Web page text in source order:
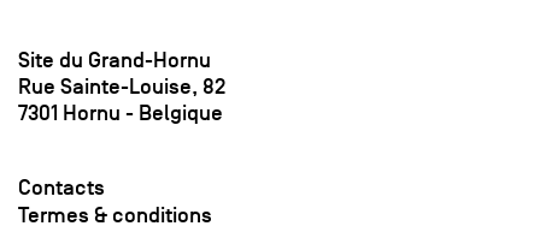
Site du Grand-Hornu
Rue Sainte-Louise, 82
7301 Hornu - Belgique
Contacts
Termes & conditions